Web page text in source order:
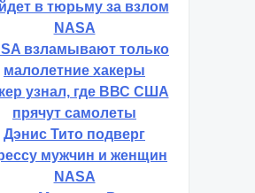
в тюрьму за взлом
NASA
взламывают только
малолетние хакеры
узнал, где ВВС США
прячут самолеты
Дэнис Тито подверг
мужчин и женщин
NASA